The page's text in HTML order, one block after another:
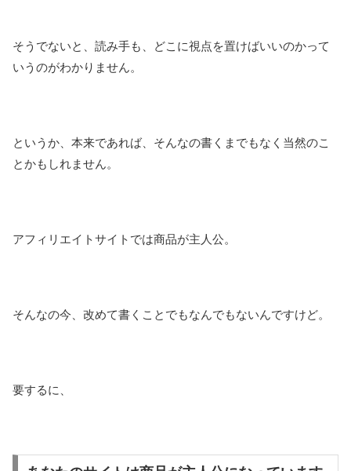
そうでないと、読み手も、どこに視点を置けばいいのかって
いうのがわかりません。
というか、本来であれば、そんなの書くまでもなく当然のこ
とかもしれません。
アフィリエイトサイトでは商品が主人公。
そんなの今、改めて書くことでもなんでもないんですけど。
要するに、